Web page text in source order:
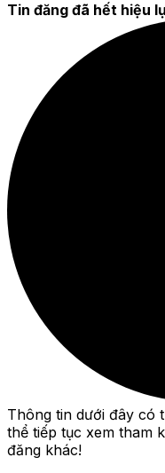
Tin đăng đã hết hiệu
Thông tin dưới đây có
thể tiếp tục xem tham
đăng khác!